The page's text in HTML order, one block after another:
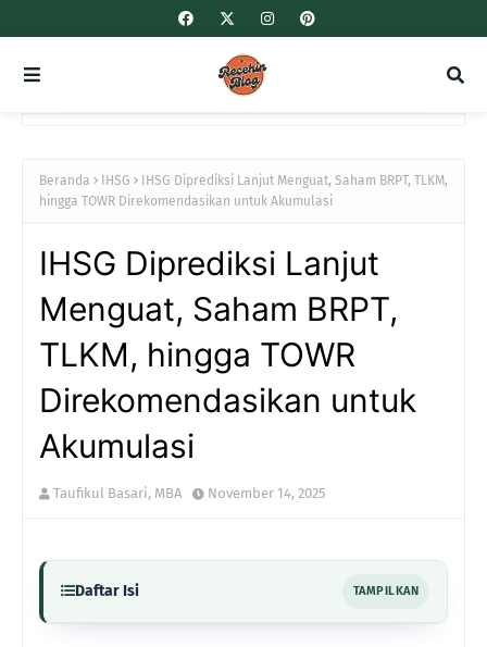
Beranda IHSG
IHSG Diprediksi Lanjut Menguat, Saham BRPT, TLKM,
hingga TOWR Direkomendasikan untuk Akumulasi
IHSG Diprediksi Lanjut
Menguat, Saham BRPT,
TLKM, hingga TOWR
Direkomendasikan untuk
Akumulasi
Taufikul Basari, MBA November 14, 2025
Daftar Isi TAMPILKAN